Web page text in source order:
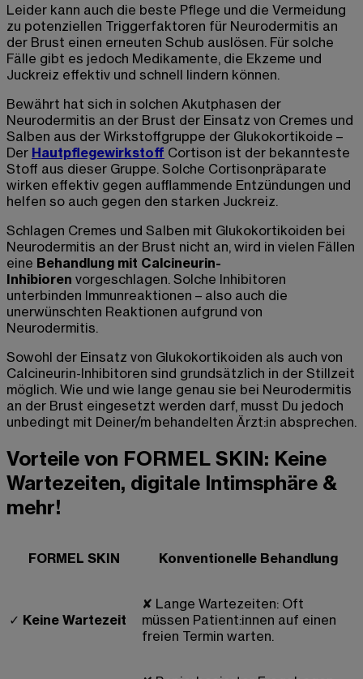
Leider kann auch die beste Pflege und die Vermeidung
zu potenziellen Triggerfaktoren für Neurodermitis an
der Brust einen erneuten Schub auslösen. Für solche
Fälle gibt es jedoch Medikamente, die Ekzeme und
Juckreiz effektiv und schnell lindern können.
Bewährt hat sich in solchen Akutphasen der
Neurodermitis an der Brust der Einsatz von Cremes und
Salben aus der Wirkstoffgruppe der Glukokortikoide –
Der Hautpflegewirkstoff Cortison ist der bekannteste
Stoff aus dieser Gruppe. Solche Cortisonpräparate
wirken effektiv gegen aufflammende Entzündungen und
helfen so auch gegen den starken Juckreiz.
Schlagen Cremes und Salben mit Glukokortikoiden bei
Neurodermitis an der Brust nicht an, wird in vielen Fällen
eine Behandlung mit Calcineurin-
Inhibioren vorgeschlagen. Solche Inhibitoren
unterbinden Immunreaktionen – also auch die
unerwünschten Reaktionen aufgrund von
Neurodermitis.
Sowohl der Einsatz von Glukokortikoiden als auch von
Calcineurin-Inhibitoren sind grundsätzlich in der Stillzeit
möglich. Wie und wie lange genau sie bei Neurodermitis
an der Brust eingesetzt werden darf, musst Du jedoch
unbedingt mit Deiner/m behandelten Ärzt:in absprechen.
Vorteile von FORMEL SKIN: Keine
Wartezeiten, digitale Intimsphäre &
mehr!
FORMEL SKIN Konventionelle Behandlung
✓ Keine Wartezeit
✘ Lange Wartezeiten: Oft
müssen Patient:innen auf einen
freien Termin warten.